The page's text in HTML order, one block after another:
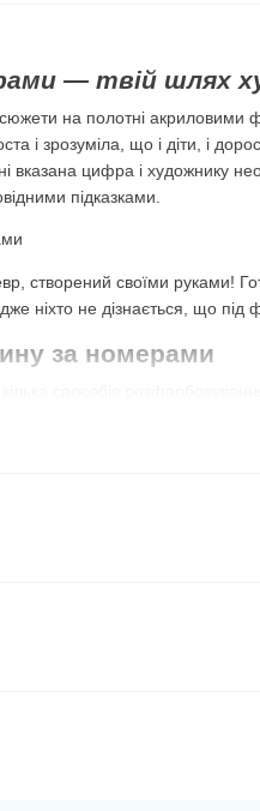
— твій шлях
сюжети на полотні
і зрозуміла, що і діти, і
вказана цифра і художнику
підказками.
створений своїми руками!
ніхто не дізнається, що
за номерами